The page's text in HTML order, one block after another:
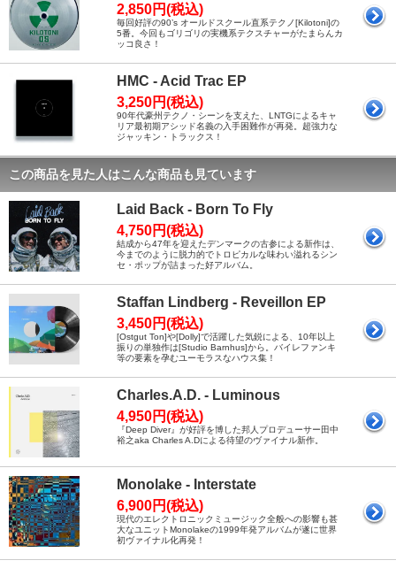
2,850円(税込)
毎回好評の90’s オールドスクール直系テクノ[Kilotoni]の
5番。今回もゴリゴリの実機系テクスチャーがたまらんカ
ッコ良さ！
HMC - Acid Trac EP
3,250円(税込)
90年代豪州テクノ・シーンを支えた、LNTGによるキャ
リア最初期アシッド名義の入手困難作が再発。超強力な
ジャッキン・トラックス！
この商品を見た人はこんな商品も見ています
Laid Back - Born To Fly
4,750円(税込)
結成から47年を迎えたデンマークの古参による新作は、
今までのように脱力的でトロピカルな味わい溢れるシン
セ・ポップが詰まった好アルバム。
Staffan Lindberg - Reveillon EP
3,450円(税込)
[Ostgut Ton]や[Dolly]で活躍した気鋭による、10年以上
振りの単独作は[Studio Barnhus]から。バイレファンキ
等の要素を孕むユーモラスなハウス集！
Charles.A.D. - Luminous
4,950円(税込)
『Deep Diver』が好評を博した邦人プロデューサー田中
裕之aka Charles A.Dによる待望のヴァイナル新作。
Monolake - Interstate
6,900円(税込)
現代のエレクトロニックミュージック全般への影響も甚
大なユニットMonolakeの1999年発アルバムが遂に世界
初ヴァイナル化再発！